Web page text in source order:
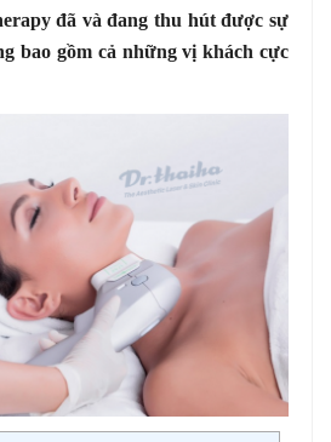
đã và đang thu hút được sự
bao gồm cả những vị khách cực